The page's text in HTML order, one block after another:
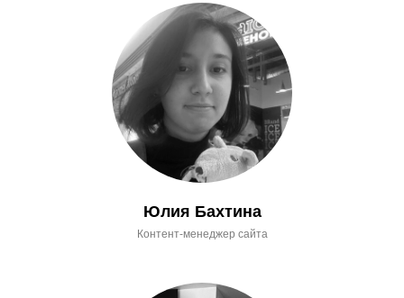
Юлия Бахтина
Контент-менеджер сайта